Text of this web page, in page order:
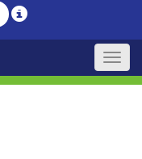
Legislação
Toggle